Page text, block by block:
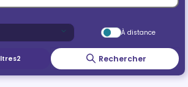
À distance
2 Rechercher